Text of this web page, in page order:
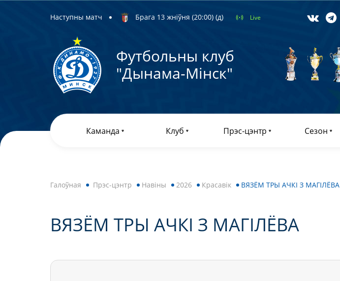
Наступны матч Брага 13 жніўня (20:00) (д) Live
Футбольны клуб
"Дынама-Мiнск"
Каманда Клуб Прэс-цэнтр Сезон
Галоўная Прэс-цэнтр Навiны 2026 Красавік ВЯЗЁМ ТРЫ АЧКІ З МАГІЛЁВА
ВЯЗЁМ ТРЫ АЧКІ З МАГІЛЁВА